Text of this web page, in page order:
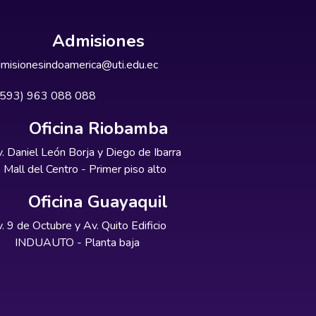
Admisiones
963 088 088
Oficina Riobamba
Daniel León Borja y Diego de Ibarra
Mall del Centro - Primer piso alto
Oficina Guayaquil
9 de Octubre y Av. Quito Edificio
INDUAUTO - Planta baja